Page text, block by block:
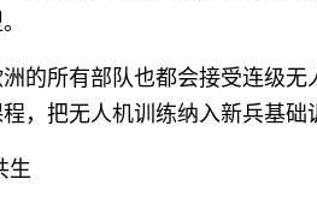
的所有部队也都会接受连级无
，把无人机训练纳入新兵基础
生